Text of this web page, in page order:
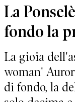
La
fondo la
La gioia
woman'
di fondo, la